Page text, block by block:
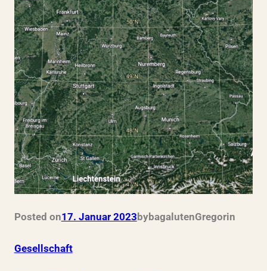
Posted on17. Januar 2023bybagalutenGregorin
Gesellschaft